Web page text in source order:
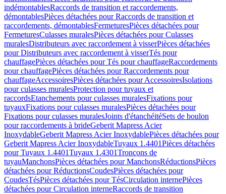
indémontablesRaccords de transition et raccordements,
démontablesPièces détachées pour Raccords de transition et
raccordements, démontablesFermeturesPièces détachées pour
FermeturesCulasses muralesPièces détachées pour Culasses
muralesDistributeurs avec raccordement à visserPièces détachées
pour Distributeurs avec raccordement à visserTés pour
chauffagePièces détachées pour Tés pour chauffageRaccordements
pour chauffagePièces détachées pour Raccordements pour
chauffageAccessoiresPièces détachées pour AccessoiresIsolations
pour culasses muralesProtection pour tuyaux et
raccordsEtanchements pour culasses muralesFixations pour
tuyauxFixations pour culasses muralesPièces détachées pour
Fixations pour culasses muralesJoints d'étanchéitéSets de boulon
pour raccordements à brideGeberit Mapress Acier
InoxydableGeberit Mapress Acier InoxydablePièces détachées pour
Geberit Mapress Acier InoxydableTuyaux 1.4401Pièces détachées
pour Tuyaux 1.4401Tuyaux 1.4301Tronçons de
tuyauManchonsPièces détachées pour ManchonsRéductionsPièces
détachées pour RéductionsCoudesPièces détachées pour
CoudesTésPièces détachées pour TésCirculation internePièces
détachées pour Circulation interneRaccords de transition